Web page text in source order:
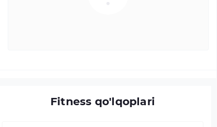
Fitness qo'lqoplari